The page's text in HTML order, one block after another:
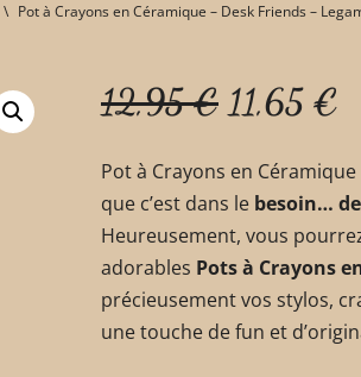
\ Pot à Crayons en Céramique – Desk Friends –
12,95€ 11,65 €
Pot à Crayons en
que c’est dans le besoin…
Heureusement, vous
adorables Pots à Crayons
précieusement vos stylos,
une touche de fun et